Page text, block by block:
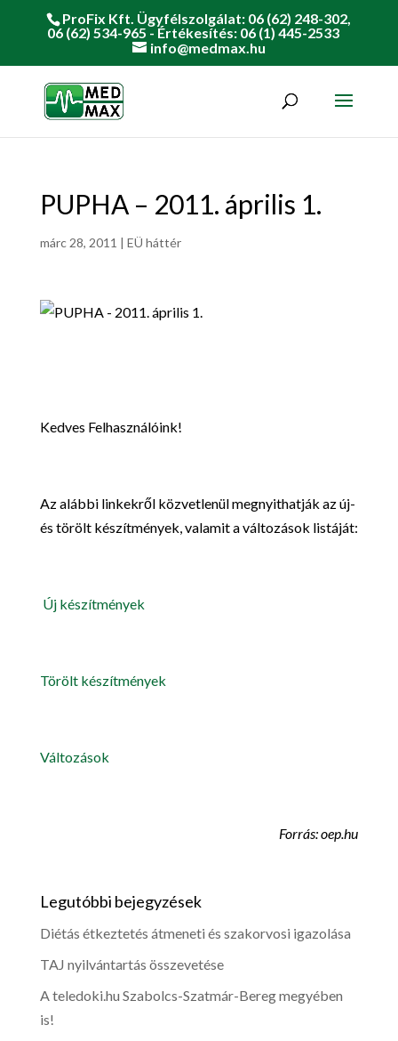
ProFix Kft. Ügyfélszolgálat: 06 (62) 248-302,
06 (62) 534-965 - Értékesítés: 06 (1) 445-2533
info@medmax.hu
PUPHA – 2011. április 1.
márc 28, 2011 | EÜ háttér
Kedves Felhasználóink!
Az alábbi linkekről közvetlenül megnyithatják az új-
és törölt készítmények, valamit a változások listáját:
Új készítmények
Törölt készítmények
Változások
Forrás: oep.hu
Legutóbbi bejegyzések
Diétás étkeztetés átmeneti és szakorvosi igazolása
TAJ nyilvántartás összevetése
A teledoki.hu Szabolcs-Szatmár-Bereg megyében
is!